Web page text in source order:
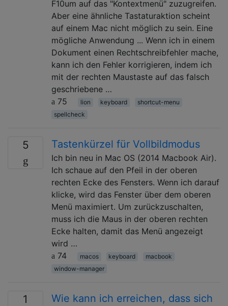
F10um auf das "Kontextmenü" zuzugreifen.
Aber eine ähnliche Tastaturaktion scheint
auf einem Mac nicht möglich zu sein. Eine
mögliche Anwendung ... Wenn ich in einem
Dokument einen Rechtschreibfehler mache,
kann ich den Fehler korrigieren, indem ich
mit der rechten Maustaste auf das falsch
geschriebene …
75
lion keyboard
shortcut-menu
spellcheck
5 Tastenkürzel für Vollbildmodus
Ich bin neu in Mac OS (2014 Macbook Air).
Ich schaue auf den Pfeil in der oberen
rechten Ecke des Fensters. Wenn ich darauf
klicke, wird das Fenster über dem oberen
Menü maximiert. Um zurückzuschalten,
muss ich die Maus in der oberen rechten
Ecke halten, damit das Menü angezeigt
wird …
74
macos keyboard
macbook
window-manager
1
Wie kann ich erreichen, dass sich